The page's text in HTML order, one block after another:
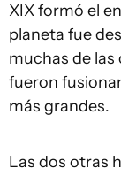
XIX formó el
planeta fue
muchas de las
fueron
más grandes.
Las dos otras